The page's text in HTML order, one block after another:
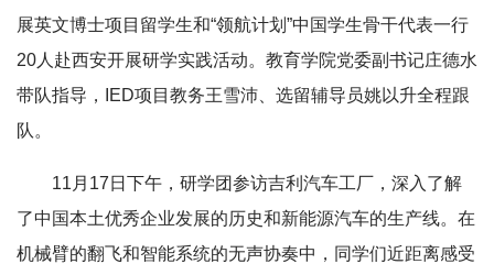
展英文博士项目留学生和“领航计划”中国学生骨干代表一行
20人赴西安开展研学实践活动。教育学院党委副书记庄德水
带队指导，IED项目教务王雪沛、选留辅导员姚以升全程跟
队。
11月17日下午，研学团参访吉利汽车工厂，深入了解
了中国本土优秀企业发展的历史和新能源汽车的生产线。在
机械臂的翻飞和智能系统的无声协奏中，同学们近距离感受